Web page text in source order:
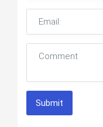
Submit